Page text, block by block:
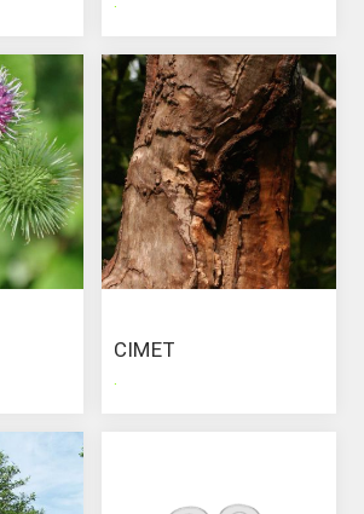
CIMET
.